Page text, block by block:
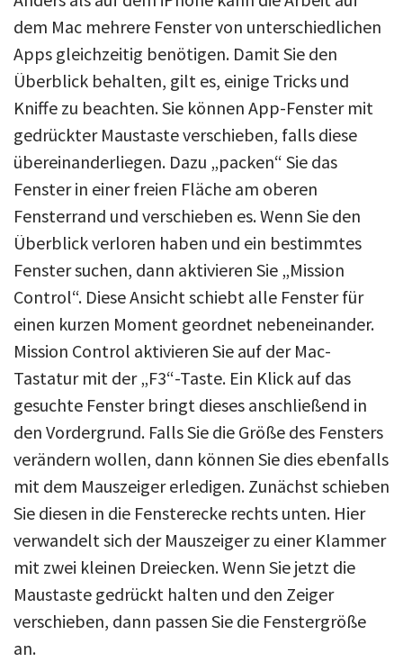
dem Mac mehrere Fenster von unterschiedlichen
Apps gleichzeitig benötigen. Damit Sie den
Überblick behalten, gilt es, einige Tricks und
Kniffe zu beachten. Sie können App-Fenster mit
gedrückter Maustaste verschieben, falls diese
übereinanderliegen. Dazu „packen“ Sie das
Fenster in einer freien Fläche am oberen
Fensterrand und verschieben es. Wenn Sie den
Überblick verloren haben und ein bestimmtes
Fenster suchen, dann aktivieren Sie „Mission
Control“. Diese Ansicht schiebt alle Fenster für
einen kurzen Moment geordnet nebeneinander.
Mission Control aktivieren Sie auf der Mac-
Tastatur mit der „F3“-Taste. Ein Klick auf das
gesuchte Fenster bringt dieses anschließend in
den Vordergrund. Falls Sie die Größe des Fensters
verändern wollen, dann können Sie dies ebenfalls
mit dem Mauszeiger erledigen. Zunächst schieben
Sie diesen in die Fensterecke rechts unten. Hier
verwandelt sich der Mauszeiger zu einer Klammer
mit zwei kleinen Dreiecken. Wenn Sie jetzt die
Maustaste gedrückt halten und den Zeiger
verschieben, dann passen Sie die Fenstergröße
an.